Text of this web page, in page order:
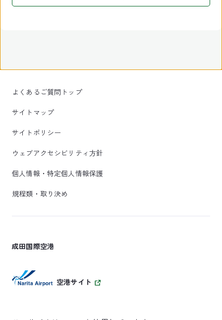
よくあるご質問トップ
サイトマップ
サイトポリシー
ウェブアクセシビリティ方針
個人情報・特定個人情報保護
規程類・取り決め
成田国際空港
空港サイト